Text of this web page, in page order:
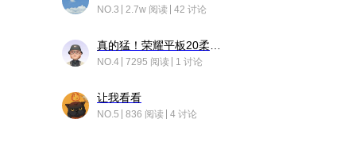
NO.3 2.7w 阅读 42 讨论
NO.4 7295 阅读 1 讨论
让我看看
NO.5 836 阅读 4 讨论